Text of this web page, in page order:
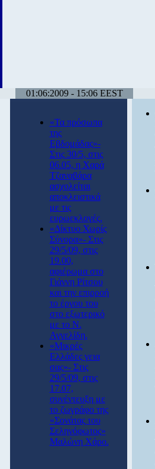
01:06:2009 - 15:06 EEST
«Τα πρόσωπα
της
Εβδομάδας»-
Στις 30/5, στις
06.05, η Χαρά
Τζαναβάρα
ασχολείται
αποκλειστικά
με τις
ευρωεκλογές.
«Δίκτυο Χωρίς
Σύνορα»- Στις
29/5/09, στις
19.00,
αφιέρωμα στο
Γιάννη Ρίτσου
και την επιρροή
το έργου του
στο εξωτερικό
με το Ν.
Αγγελίδη.
«Μικρές
Ελλάδες γεια
σας»- Στις
29/5/09, στις
17.07,
συνέντευξη με
το ζωγράφο της
«Σονάτας του
Σεληνόφωτος»
Μαλώνη Χάρο.